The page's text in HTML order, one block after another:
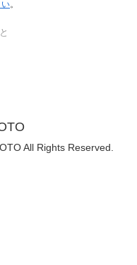
。
All Rights Reserved.